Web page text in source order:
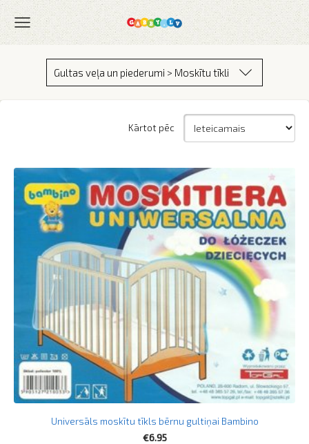
Gultas veļa un piederumi > Moskītu tīkli
Kārtot pēc
Universāls moskītu tīkls bērnu gultiņai Bambino
€6.95